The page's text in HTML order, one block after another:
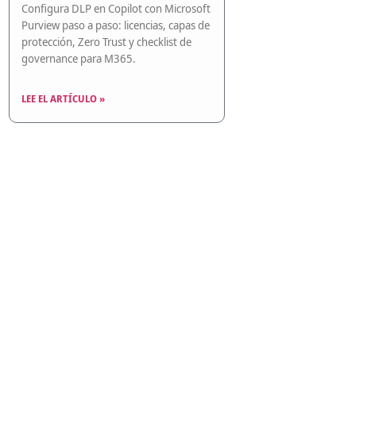
Configura DLP en Copilot con Microsoft
Purview paso a paso: licencias, capas de
protección, Zero Trust y checklist de
governance para M365.
LEE EL ARTÍCULO »